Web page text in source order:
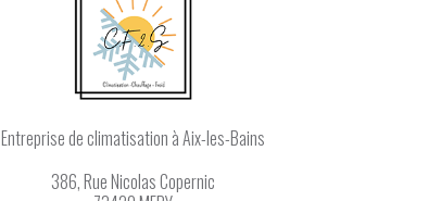
Entreprise de climatisation à Aix-les-Bains
386, Rue Nicolas Copernic